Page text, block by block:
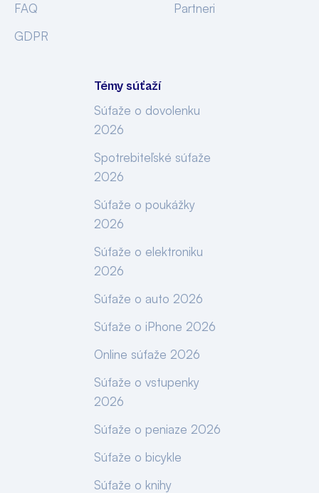
FAQ
GDPR
Partneri
Témy súťaží
Súťaže o dovolenku
2026
Spotrebiteľské súťaže
2026
Súťaže o poukážky
2026
Súťaže o elektroniku
2026
Súťaže o auto 2026
Súťaže o iPhone 2026
Online súťaže 2026
Súťaže o vstupenky
2026
Súťaže o peniaze 2026
Súťaže o bicykle
Súťaže o knihy